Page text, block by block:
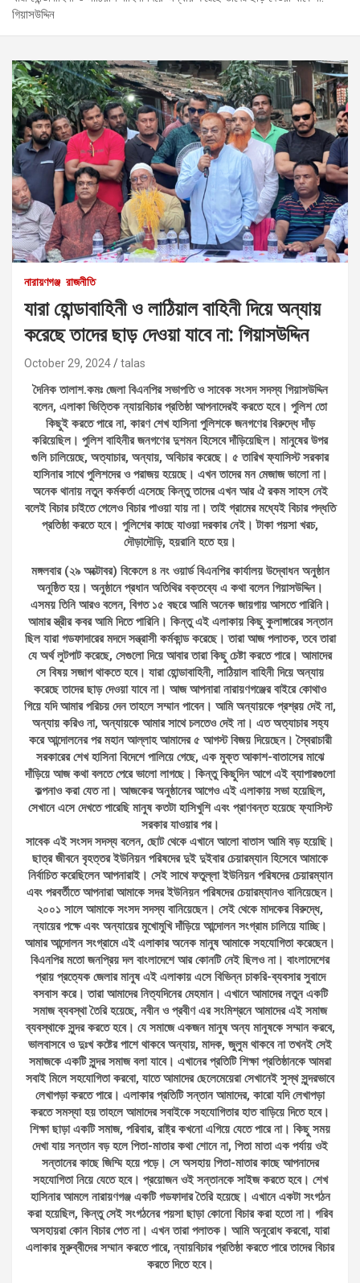
গিয়াসউদ্দিন
নারায়ণগঞ্জ রাজনীতি
যারা হোন্ডাবাহিনী ও লাঠিয়াল বাহিনী দিয়ে অন্যায়
করেছে তাদের ছাড় দেওয়া যাবে না: গিয়াসউদ্দিন
October 29, 2024 talas
দৈনিক তালাশ.কমঃ জেলা বিএনপির সভাপতি ও সাবেক সংসদ সদস্য গিয়াসউদ্দিন
বলেন, এলাকা ভিত্তিক ন্যায়বিচার প্রতিষ্ঠা আপনাদেরই করতে হবে। পুলিশ তো
কিছুই করতে পারে না, কারণ শেখ হাসিনা পুলিশকে জনগণের বিরুদ্ধে দাঁড়
করিয়েছিল। পুলিশ বাহিনীর জনগণের দুশমন হিসেবে দাঁড়িয়েছিল। মানুষের উপর
গুলি চালিয়েছে, অত্যাচার, অন্যায়, অবিচার করেছে। ৫ তারিখ ফ্যাসিস্ট সরকার
হাসিনার সাথে পুলিশদের ও পরাজয় হয়েছে। এখন তাদের মন মেজাজ ভালো না।
অনেক থানায় নতুন কর্মকর্তা এসেছে কিন্তু তাদের এখন আর ঐ রকম সাহস নেই
বলেই বিচার চাইতে গেলেও বিচার পাওয়া যায় না। তাই গ্রামের মধ্যেই বিচার পদ্ধতি
প্রতিষ্ঠা করতে হবে। পুলিশের কাছে যাওয়া দরকার নেই। টাকা পয়সা খরচ,
দৌড়াদৌড়ি, হয়রানি হতে হয়।
মঙ্গলবার (২৯ অক্টোবর) বিকেলে ৪ নং ওয়ার্ড বিএনপির কার্যালয় উদ্বোধন অনুষ্ঠান
অনুষ্ঠিত হয়। অনুষ্ঠানে প্রধান অতিথির বক্তব্যে এ কথা বলেন গিয়াসউদ্দিন।
এসময় তিনি আরও বলেন, বিগত ১৫ বছরে আমি অনেক জায়গায় আসতে পারিনি।
আমার স্ত্রীর কবর আমি দিতে পারিনি। কিন্তু এই এলাকায় কিছু কুলাঙ্গারের সন্তান
ছিল যারা গডফাদারের মদদে সন্ত্রাসী কর্মকান্ড করেছে। তারা আজ পলাতক, তবে তারা
যে অর্থ লুটপাট করেছে, সেগুলো দিয়ে আবার তারা কিছু চেষ্টা করতে পারে। আমাদের
সে বিষয় সজাগ থাকতে হবে। যারা হোন্ডাবাহিনী, লাঠিয়াল বাহিনী দিয়ে অন্যায়
করেছে তাদের ছাড় দেওয়া যাবে না। আজ আপনারা নারায়ণগঞ্জের বাইরে কোথাও
গিয়ে যদি আমার পরিচয় দেন তাহলে সম্মান পাবেন। আমি অন্যায়কে প্রশ্রয় দেই না,
অন্যায় করিও না, অন্যায়কে আমার সাথে চলতেও দেই না। এত অত্যাচার সহ্য
করে আন্দোলনের পর মহান আল্লাহ আমাদের ৫ আগস্ট বিজয় দিয়েছেন। স্বৈরাচারী
সরকারের শেখ হাসিনা বিদেশে পালিয়ে গেছে, এক মুক্ত আকাশ-বাতাসের মাঝে
দাঁড়িয়ে আজ কথা বলতে পেরে ভালো লাগছে। কিন্তু কিছুদিন আগে এই ব্যাপারগুলো
কল্পনাও করা যেত না। আজকের অনুষ্ঠানের আগেও এই এলাকায় সভা হয়েছিল,
সেখানে এসে দেখতে পারেছি মানুষ কতটা হাসিখুশি এবং প্রাণবন্ত হয়েছে ফ্যাসিস্ট
সরকার যাওয়ার পর।
সাবেক এই সংসদ সদস্য বলেন, ছোট থেকে এখানে আলো বাতাস আমি বড় হয়েছি।
ছাত্র জীবনে বৃহত্তর ইউনিয়ন পরিষদের দুই দুইবার চেয়ারম্যান হিসেবে আমাকে
নির্বাচিত করেছিলেন আপনারাই। সেই সাথে ফতুল্লা ইউনিয়ন পরিষদের চেয়ারম্যান
এবং পরবর্তীতে আপনারা আমাকে সদর ইউনিয়ন পরিষদের চেয়ারম্যানও বানিয়েছেন।
২০০১ সালে আমাকে সংসদ সদস্য বানিয়েছেন। সেই থেকে মাদকের বিরুদ্ধে,
ন্যায়ের পক্ষে এবং অন্যায়ের মুখোমুখি দাঁড়িয়ে আন্দোলন সংগ্রাম চালিয়ে যাচ্ছি।
আমার আন্দোলন সংগ্রামে এই এলাকার অনেক মানুষ আমাকে সহযোগিতা করেছেন।
বিএনপির মতো জনপ্রিয় দল বাংলাদেশে আর কোনটি নেই ছিলও না। বাংলাদেশের
প্রায় প্রত্যেক জেলার মানুষ এই এলাকায় এসে বিভিন্ন চাকরি-ব্যবসার সুবাদে
বসবাস করে। তারা আমাদের নিত্যদিনের মেহমান। এখানে আমাদের নতুন একটি
সমাজ ব্যবস্থা তৈরি হয়েছে, নবীন ও প্রবীণ এর সংমিশ্রনে আমাদের এই সমাজ
ব্যবস্থাকে সুন্দর করতে হবে। যে সমাজে একজন মানুষ অন্য মানুষকে সম্মান করবে,
ভালবাসবে ও দুঃখ কষ্টের পাশে থাকবে অন্যায়, মাদক, জুলুম থাকবে না তখনই সেই
সমাজকে একটি সুন্দর সমাজ বলা যাবে। এখানের প্রতিটি শিক্ষা প্রতিষ্ঠানকে আমরা
সবাই মিলে সহযোগিতা করবো, যাতে আমাদের ছেলেমেয়েরা সেখানেই সুস্থ সুন্দরভাবে
লেখাপড়া করতে পারে। এলাকার প্রতিটি সন্তান আমাদের, কারো যদি লেখাপড়া
করতে সমস্যা হয় তাহলে আমাদের সবাইকে সহযোগিতার হাত বাড়িয়ে দিতে হবে।
শিক্ষা ছাড়া একটি সমাজ, পরিবার, রাষ্ট্র কখনো এগিয়ে যেতে পারে না। কিছু সময়
দেখা যায় সন্তান বড় হলে পিতা-মাতার কথা শোনে না, পিতা মাতা এক পর্যায় ওই
সন্তানের কাছে জিম্মি হয়ে পড়ে। সে অসহায় পিতা-মাতার কাছে আপনাদের
সহযোগিতা নিয়ে যেতে হবে। প্রয়োজন ওই সন্তানকে সাইজ করতে হবে। শেখ
হাসিনার আমলে নারায়ণগঞ্জ একটি গডফাদার তৈরি হয়েছে। এখানে একটা সংগঠন
করা হয়েছিল, কিন্তু সেই সংগঠনের পয়সা ছাড়া কোনো বিচার করা হতো না। গরিব
অসহায়রা কোন বিচার পেত না। এখন তারা পলাতক। আমি অনুরোধ করবো, যারা
এলাকার মুরুব্বীদের সম্মান করতে পারে, ন্যায়বিচার প্রতিষ্ঠা করতে পারে তাদের বিচার
করতে দিতে হবে।